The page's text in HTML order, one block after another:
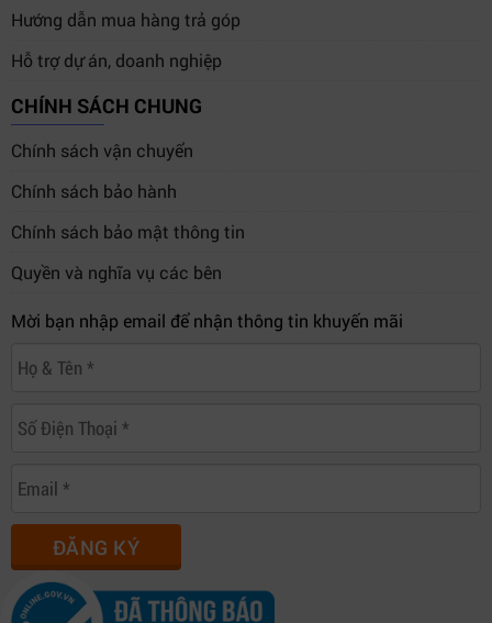
Hướng dẫn mua hàng trả góp
Hỗ trợ dự án, doanh nghiệp
CHÍNH SÁCH CHUNG
Chính sách vận chuyển
Chính sách bảo hành
Chính sách bảo mật thông tin
Quyền và nghĩa vụ các bên
Mời bạn nhập email để nhận thông tin khuyến mãi
ĐĂNG KÝ